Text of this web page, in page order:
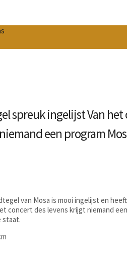
spreuk ingelijst Van het
een program
van Mosa is mooi ingelijst en
concert des levens krijgt niemand
staat.